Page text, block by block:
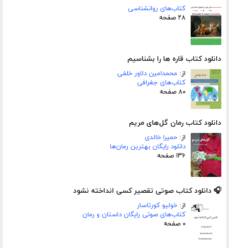
کتاب‌های روانشناسی
۲۸ صفحه
دانلود کتاب قاره ها را بشناسیم
از: محمدامین دلاور خلفی
کتاب‌های جغرافی
۸۰ صفحه
دانلود کتاب رمان گل‌های مریم
از: حمیرا خالدی
دانلود رایگان بهترین رمان‌ها
۱۳۶ صفحه
🎧 دانلود کتاب صوتی تقصیر کسی انداخته نشود
از: خولیو کورتاسار
کتاب‌های صوتی رایگان داستان و رمان
۰ صفحه